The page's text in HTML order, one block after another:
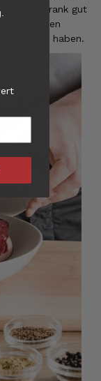
Kühlschrank gut
nicht neben
haben.
Verifiziertes
meine
dafür!!
7.8.2026
Paket
Euch nur
Die Ware hat